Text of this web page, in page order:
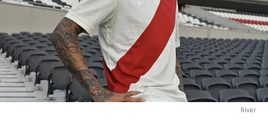
River